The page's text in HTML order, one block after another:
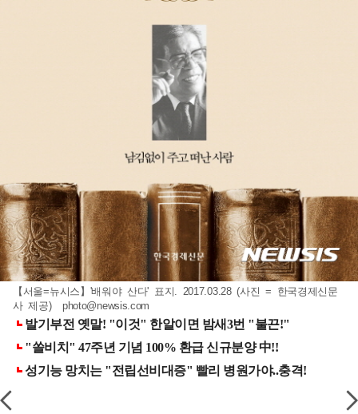
【서울=뉴시스】'배워야 산다' 표지. 2017.03.28 (사진 = 한국경제신문
사 제공) photo@newsis.com